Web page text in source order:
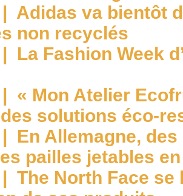
| Adidas va bientôt
non recyclés
| La Fashion Week
| « Mon Atelier
solutions éco-
| En Allemagne,
pailles jetables
| The North Face se